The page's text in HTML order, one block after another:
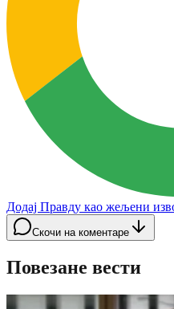
Додај Правду као жељени
Скочи на коментаре
Повезане вести